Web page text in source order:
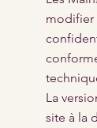
modifier
La
site à la